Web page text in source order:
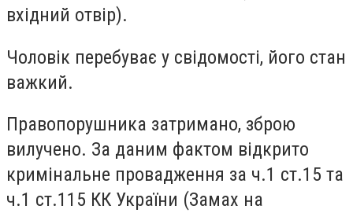
вхідний отвір).
Чоловік перебуває у свідомості, його стан
важкий.
Правопорушника затримано, зброю
вилучено. За даним фактом відкрито
кримінальне провадження за ч.1 ст.15 та
ч.1 ст.115 КК України (Замах на